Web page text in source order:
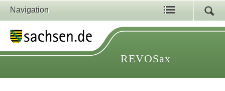
Navigation
REVOSax